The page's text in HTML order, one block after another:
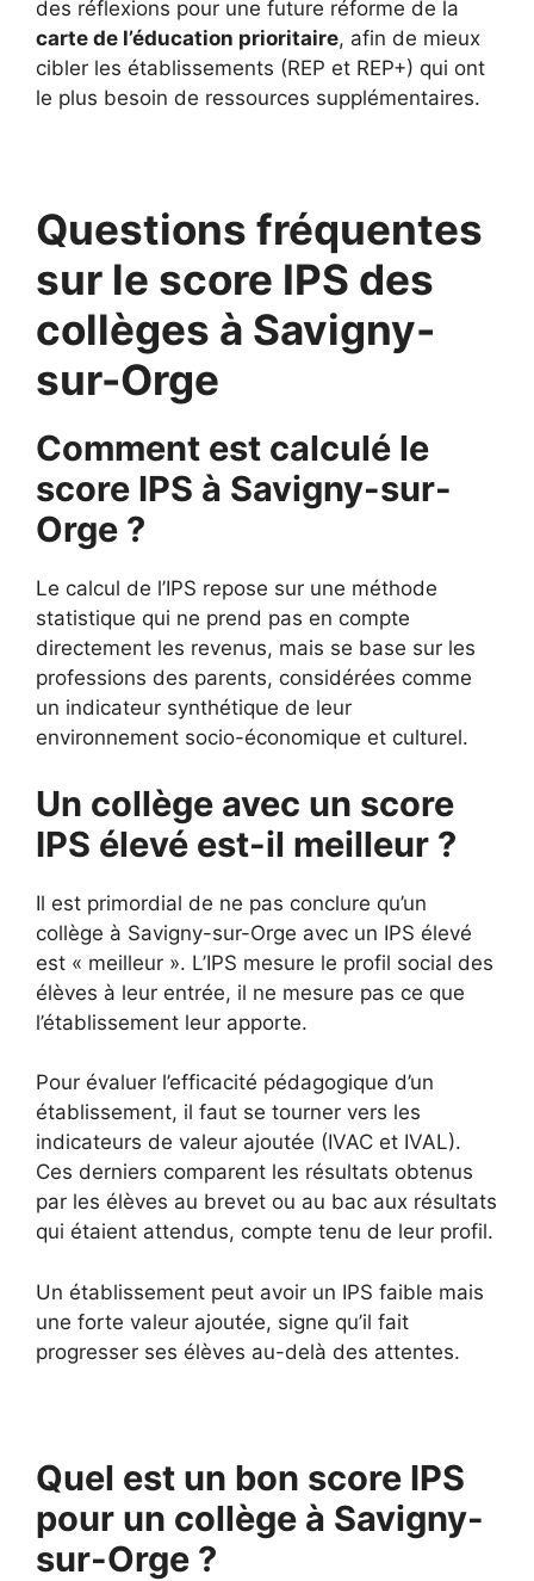
des réflexions pour une future réforme de la
carte de l’éducation prioritaire, afin de mieux
cibler les établissements (REP et REP+) qui ont
le plus besoin de ressources supplémentaires.
Questions fréquentes
sur le score IPS des
collèges à Savigny-
sur-Orge
Comment est calculé le
score IPS à Savigny-sur-
Orge ?
Le calcul de l’IPS repose sur une méthode
statistique qui ne prend pas en compte
directement les revenus, mais se base sur les
professions des parents, considérées comme
un indicateur synthétique de leur
environnement socio-économique et culturel.
Un collège avec un score
IPS élevé est-il meilleur ?
Il est primordial de ne pas conclure qu’un
collège à Savigny-sur-Orge avec un IPS élevé
est « meilleur ». L’IPS mesure le profil social des
élèves à leur entrée, il ne mesure pas ce que
l’établissement leur apporte.
Pour évaluer l’efficacité pédagogique d’un
établissement, il faut se tourner vers les
indicateurs de valeur ajoutée (IVAC et IVAL).
Ces derniers comparent les résultats obtenus
par les élèves au brevet ou au bac aux résultats
qui étaient attendus, compte tenu de leur profil.
Un établissement peut avoir un IPS faible mais
une forte valeur ajoutée, signe qu’il fait
progresser ses élèves au-delà des attentes.
Quel est un bon score IPS
pour un collège à Savigny-
sur-Orge ?